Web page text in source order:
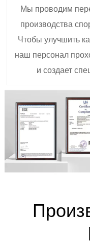
Мы проводим
производства
Чтобы улучшить
наш персонал
и создает